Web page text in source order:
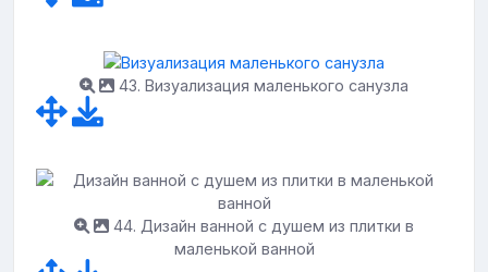
43. Визуализация маленького санузла
44. Дизайн ванной с душем из плитки в
маленькой ванной